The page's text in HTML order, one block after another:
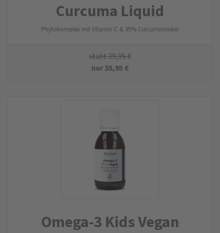
Curcuma Liquid
Phytokomplex mit Vitamin C & 95% Curcuminoiden
statt39,95€
nur35,95 €
Omega-3 Kids Vegan